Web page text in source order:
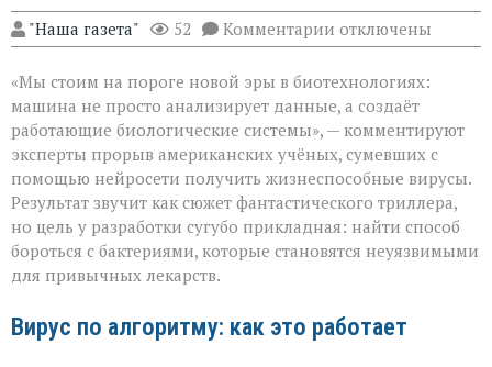
"Наша газета" 52 Комментарии к
записи
научился
писать
вирусы — но
не
для
разрушения,
а
для
спасения»
отключены
«Мы стоим на пороге новой эры в биотехнологиях:
машина не просто анализирует данные, а создаёт
работающие биологические системы», — комментируют
эксперты прорыв американских учёных, сумевших с
помощью нейросети получить жизнеспособные вирусы.
Результат звучит как сюжет фантастического триллера,
но цель у разработки сугубо прикладная: найти способ
бороться с бактериями, которые становятся неуязвимыми
для привычных лекарств.
Вирус по алгоритму: как это работает